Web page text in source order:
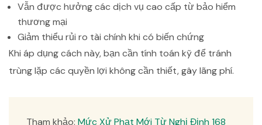
Vẫn được hưởng các dịch vụ cao cấp từ bảo hiểm
thương mại
Giảm thiểu rủi ro tài chính khi có biến chứng
Khi áp dụng cách này, bạn cần tính toán kỹ để tránh
trùng lặp các quyền lợi không cần thiết, gây lãng phí.
Tham khảo: Mức Xử Phạt Mới Từ Nghị Định 168